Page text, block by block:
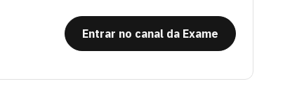
Entrar no canal da Exame